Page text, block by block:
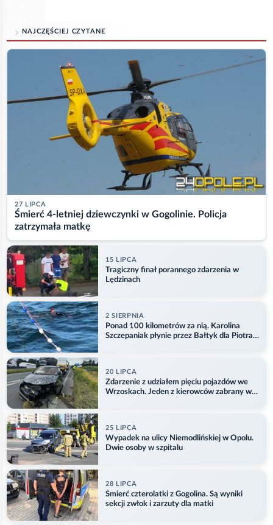
NAJCZĘŚCIEJ CZYTANE
27 LIPCA
Śmierć 4-letniej dziewczynki w Gogolinie. Policja
zatrzymała matkę
15 LIPCA
Tragiczny finał porannego zdarzenia w
Lędzinach
2 SIERPNIA
Ponad 100 kilometrów za nią. Karolina
Szczepaniak płynie przez Bałtyk dla Piotra.
20 LIPCA
Zdarzenie z udziałem pięciu pojazdów we
Wrzoskach. Jeden z kierowców zabrany w
25 LIPCA
Wypadek na ulicy Niemodlińskiej w Opolu.
Dwie osoby w szpitalu
28 LIPCA
Śmierć czterolatki z Gogolina. Są wyniki
sekcji zwłok i zarzuty dla matki